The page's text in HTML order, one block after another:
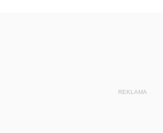
REKLAMA